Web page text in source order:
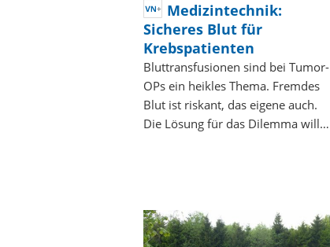
Medizintechnik:
Sicheres Blut für
Krebspatienten
Bluttransfusionen sind bei Tumor-
OPs ein heikles Thema. Fremdes
Blut ist riskant, das eigene auch.
Die Lösung für das Dilemma will…